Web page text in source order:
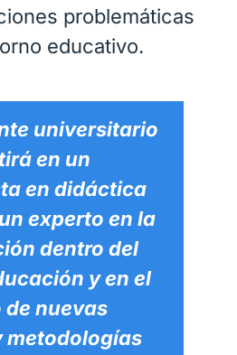
problemáticas
educativo.
universitario
en un
en didáctica
experto en la
dentro del
y en el
nuevas
metodologías